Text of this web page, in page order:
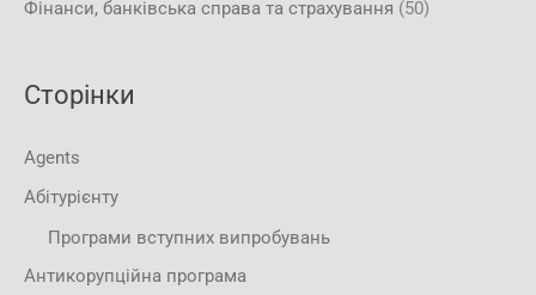
Фінанси, банківська справа та страхування (50)
Сторінки
Agents
Абітурієнту
Програми вступних випробувань
Антикорупційна програма